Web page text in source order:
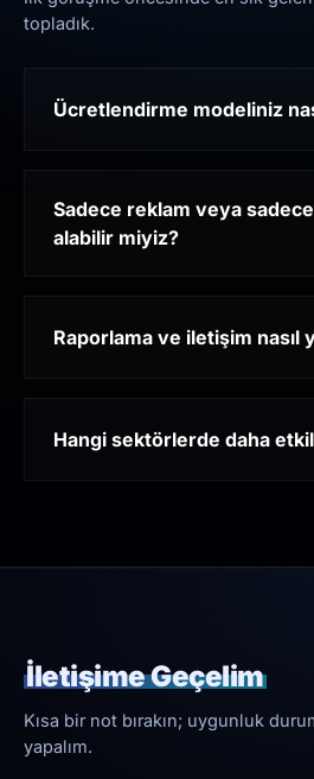
topladık.
Ücretlendirme modeliniz
Sadece reklam veya
alabilir miyiz?
Raporlama ve iletişim nasıl
Hangi sektörlerde daha
İletişime Geçelim
Kısa bir not bırakın; uygunluk
yapalım.